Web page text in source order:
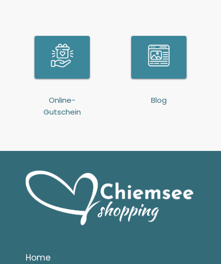
Online-
Gutschein
Blog
Home